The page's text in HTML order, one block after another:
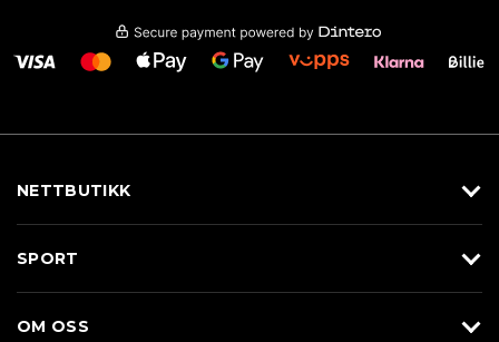
NETTBUTIKK
Sko
SPORT
OM OSS